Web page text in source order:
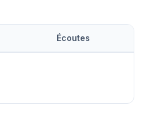
Écoutes